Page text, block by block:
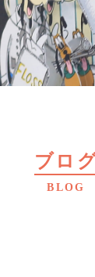
ブロ
BLOG